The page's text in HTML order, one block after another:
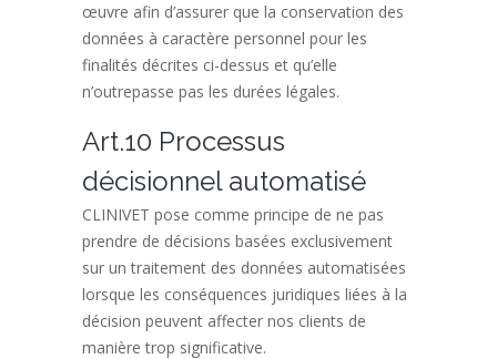
œuvre afin d’assurer que la conservation des
données à caractère personnel pour les
finalités décrites ci-dessus et qu’elle
n’outrepasse pas les durées légales.
Art.10 Processus
décisionnel automatisé
CLINIVET pose comme principe de ne pas
prendre de décisions basées exclusivement
sur un traitement des données automatisées
lorsque les conséquences juridiques liées à la
décision peuvent affecter nos clients de
manière trop significative.